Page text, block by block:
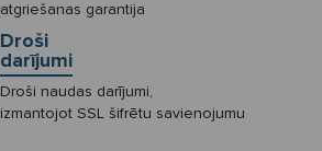
atgriešanas garantija
Droši
darījumi
Droši naudas darījumi,
izmantojot SSL šifrētu savienojumu